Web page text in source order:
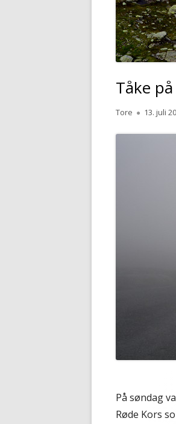
Tåke
Forfatter
Tore Publisert
13. juli
På søndag
Røde Kors